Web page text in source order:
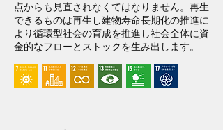
点からも見直されなくてはなりません。再生
できるものは再生し建物寿命長期化の推進に
より循環型社会の育成を推進し社会全体に資
金的なフローとストックを生み出します。